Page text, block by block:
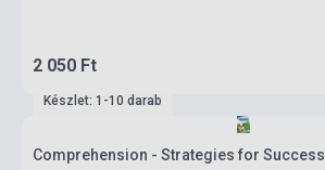
2 050 Ft
Készlet: 1-10 darab
Comprehension - Strategies for